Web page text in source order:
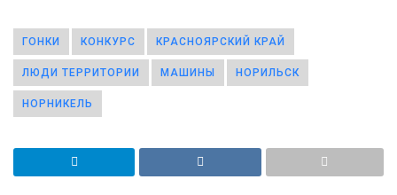
ГОНКИ КОНКУРС КРАСНОЯРСКИЙ КРАЙ
ЛЮДИ ТЕРРИТОРИИ МАШИНЫ НОРИЛЬСК
НОРНИКЕЛЬ